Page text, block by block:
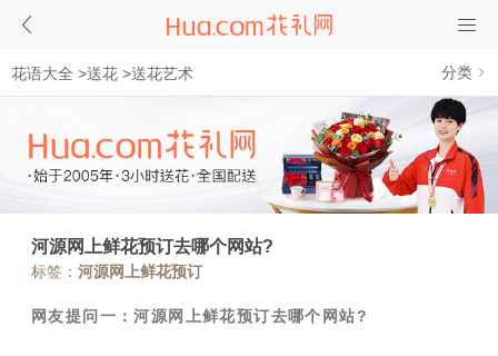
花语大全 >送花 >送花艺术 分类
河源网上鲜花预订去哪个网站?
标签： 河源网上鲜花预订
网友提问一：河源网上鲜花预订去哪个网站?